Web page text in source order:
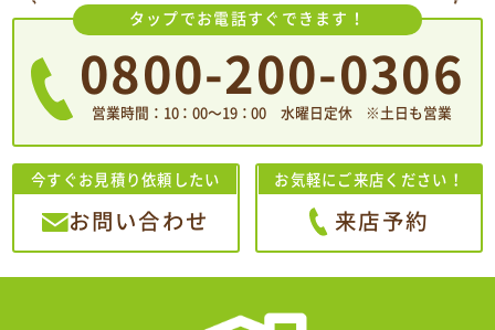
タップでお電話すぐできます！
0800-200-0306
営業時間：10：00〜19：00 水曜日定休 ※土日も営業
今すぐお見積り依頼したい
お問い合わせ
お気軽にご来店ください！
来店予約